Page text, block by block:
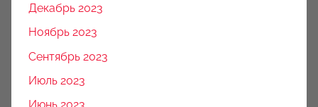
Декабрь 2023
Ноябрь 2023
Сентябрь 2023
Июль 2023